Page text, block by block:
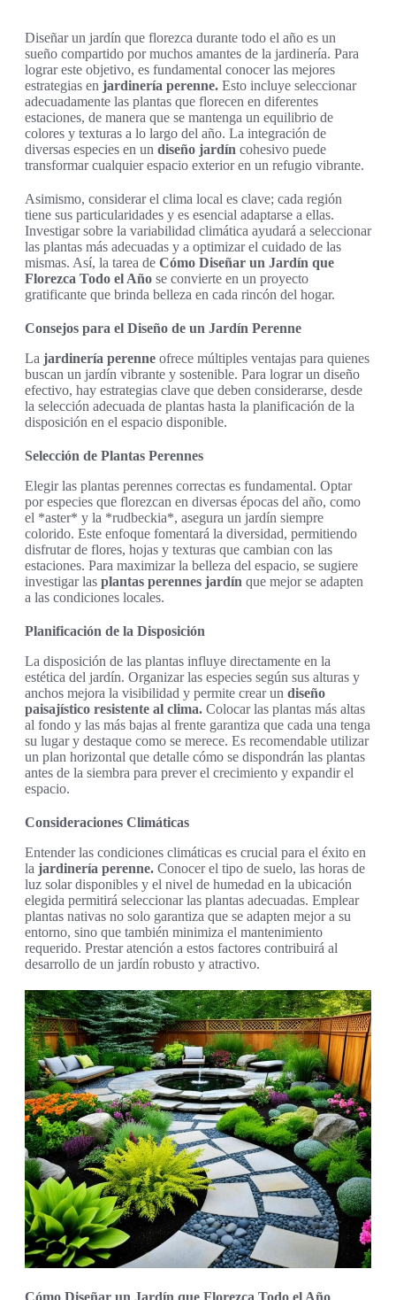
Diseñar un jardín que florezca durante todo el año es un
sueño compartido por muchos amantes de la jardinería. Para
lograr este objetivo, es fundamental conocer las mejores
estrategias en jardinería perenne. Esto incluye seleccionar
adecuadamente las plantas que florecen en diferentes
estaciones, de manera que se mantenga un equilibrio de
colores y texturas a lo largo del año. La integración de
diversas especies en un diseño jardín cohesivo puede
transformar cualquier espacio exterior en un refugio vibrante.
Asimismo, considerar el clima local es clave; cada región
tiene sus particularidades y es esencial adaptarse a ellas.
Investigar sobre la variabilidad climática ayudará a seleccionar
las plantas más adecuadas y a optimizar el cuidado de las
mismas. Así, la tarea de Cómo Diseñar un Jardín que
Florezca Todo el Año se convierte en un proyecto
gratificante que brinda belleza en cada rincón del hogar.
Consejos para el Diseño de un Jardín Perenne
La jardinería perenne ofrece múltiples ventajas para quienes
buscan un jardín vibrante y sostenible. Para lograr un diseño
efectivo, hay estrategias clave que deben considerarse, desde
la selección adecuada de plantas hasta la planificación de la
disposición en el espacio disponible.
Selección de Plantas Perennes
Elegir las plantas perennes correctas es fundamental. Optar
por especies que florezcan en diversas épocas del año, como
el *aster* y la *rudbeckia*, asegura un jardín siempre
colorido. Este enfoque fomentará la diversidad, permitiendo
disfrutar de flores, hojas y texturas que cambian con las
estaciones. Para maximizar la belleza del espacio, se sugiere
investigar las plantas perennes jardín que mejor se adapten
a las condiciones locales.
Planificación de la Disposición
La disposición de las plantas influye directamente en la
estética del jardín. Organizar las especies según sus alturas y
anchos mejora la visibilidad y permite crear un diseño
paisajístico resistente al clima. Colocar las plantas más altas
al fondo y las más bajas al frente garantiza que cada una tenga
su lugar y destaque como se merece. Es recomendable utilizar
un plan horizontal que detalle cómo se dispondrán las plantas
antes de la siembra para prever el crecimiento y expandir el
espacio.
Consideraciones Climáticas
Entender las condiciones climáticas es crucial para el éxito en
la jardinería perenne. Conocer el tipo de suelo, las horas de
luz solar disponibles y el nivel de humedad en la ubicación
elegida permitirá seleccionar las plantas adecuadas. Emplear
plantas nativas no solo garantiza que se adapten mejor a su
entorno, sino que también minimiza el mantenimiento
requerido. Prestar atención a estos factores contribuirá al
desarrollo de un jardín robusto y atractivo.
Cómo Diseñar un Jardín que Florezca Todo el Año